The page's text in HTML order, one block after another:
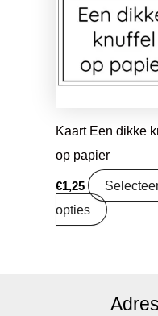
Kaart Een dikke
op papier
€1,25
opties